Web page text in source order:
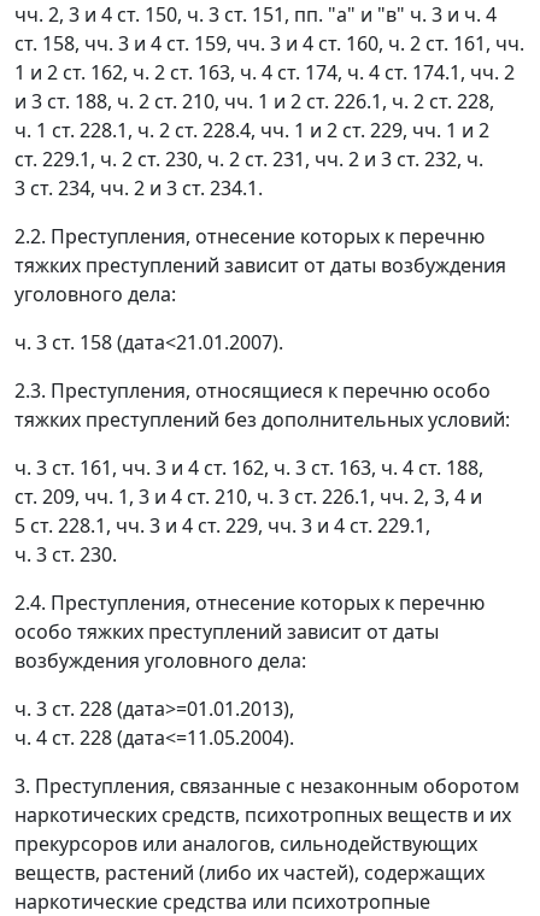
чч. 2, 3 и 4 ст. 150, ч. 3 ст. 151, пп. "а" и "в" ч. 3 и ч. 4
ст. 158, чч. 3 и 4 ст. 159, чч. 3 и 4 ст. 160, ч. 2 ст. 161, чч.
1 и 2 ст. 162, ч. 2 ст. 163, ч. 4 ст. 174, ч. 4 ст. 174.1, чч. 2
и 3 ст. 188, ч. 2 ст. 210, чч. 1 и 2 ст. 226.1, ч. 2 ст. 228,
ч. 1 ст. 228.1, ч. 2 ст. 228.4, чч. 1 и 2 ст. 229, чч. 1 и 2
ст. 229.1, ч. 2 ст. 230, ч. 2 ст. 231, чч. 2 и 3 ст. 232, ч.
3 ст. 234, чч. 2 и 3 ст. 234.1.
2.2. Преступления, отнесение которых к перечню
тяжких преступлений зависит от даты возбуждения
уголовного дела:
ч. 3 ст. 158 (дата<21.01.2007).
2.3. Преступления, относящиеся к перечню особо
тяжких преступлений без дополнительных условий:
ч. 3 ст. 161, чч. 3 и 4 ст. 162, ч. 3 ст. 163, ч. 4 ст. 188,
ст. 209, чч. 1, 3 и 4 ст. 210, ч. 3 ст. 226.1, чч. 2, 3, 4 и
5 ст. 228.1, чч. 3 и 4 ст. 229, чч. 3 и 4 ст. 229.1,
ч. 3 ст. 230.
2.4. Преступления, отнесение которых к перечню
особо тяжких преступлений зависит от даты
возбуждения уголовного дела:
ч. 3 ст. 228 (дата>=01.01.2013),
ч. 4 ст. 228 (дата<=11.05.2004).
3. Преступления, связанные с незаконным оборотом
наркотических средств, психотропных веществ и их
прекурсоров или аналогов, сильнодействующих
веществ, растений (либо их частей), содержащих
наркотические средства или психотропные